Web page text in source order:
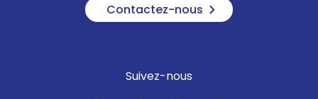
Contactez-nous
Suivez-nous